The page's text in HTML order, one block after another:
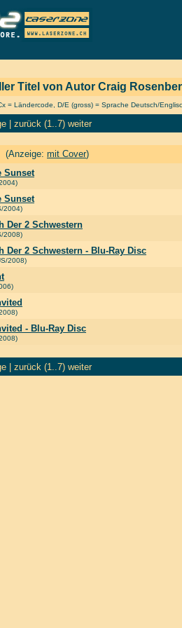
Titel von Autor Craig
= Ländercode, D/E (gross) = Sprache Deutsch/
| zurück (1..7) weiter
mit Cover)
Sunset
Sunset
2004)
Der 2 Schwestern
2008)
Der 2 Schwestern - Blu-Ray Disc
2008)
- Blu-Ray Disc
| zurück (1..7) weiter